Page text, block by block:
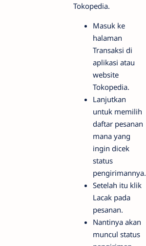
Tokopedia.
Masuk ke
halaman
Transaksi di
aplikasi atau
website
Tokopedia.
Lanjutkan
untuk memilih
daftar pesanan
mana yang
ingin dicek
status
pengirimannya.
Setelah itu klik
Lacak pada
pesanan.
Nantinya akan
muncul status